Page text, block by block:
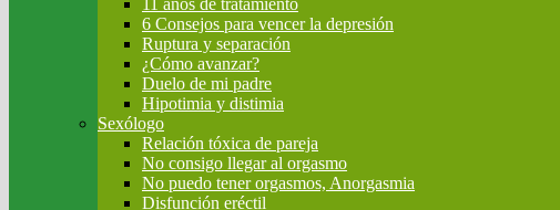
11 años de tratamiento
6 Consejos para vencer la depresión
Ruptura y separación
¿Cómo avanzar?
Duelo de mi padre
Hipotimia y distimia
Sexólogo
Relación tóxica de pareja
No consigo llegar al orgasmo
No puedo tener orgasmos, Anorgasmia
Disfunción eréctil